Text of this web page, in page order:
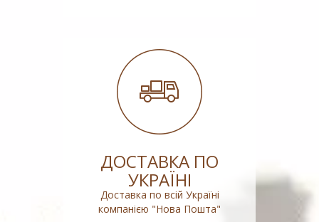
ДОСТАВКА ПО
УКРАЇНІ
Доставка по всій Україні
компанією "Нова Пошта"